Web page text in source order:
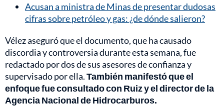
Acusan a ministra de Minas de presentar dudosas
cifras sobre petróleo y gas: ¿de dónde salieron?
Vélez aseguró que el documento, que ha causado
discordia y controversia durante esta semana, fue
redactado por dos de sus asesores de confianza y
supervisado por ella.También manifestó que el
enfoque fue consultado con Ruiz y el director de la
Agencia Nacional de Hidrocarburos.